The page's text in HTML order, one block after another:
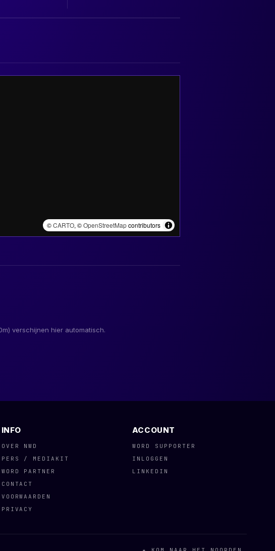
©CARTO, ©OpenStreetMapcontributors
m) verschijnen hier automatisch.
INFO
OVER NWD
PERS / MEDIAKIT
WORD PARTNER
CONTACT
VOORWAARDEN
PRIVACY
ACCOUNT
WORD SUPPORTER
INLOGGEN
LINKEDIN